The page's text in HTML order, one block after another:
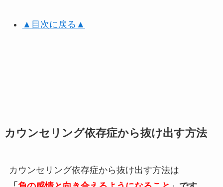
▲目次に戻る▲
カウンセリング依存症から抜け出す方法
カウンセリング依存症から抜け出す方法は